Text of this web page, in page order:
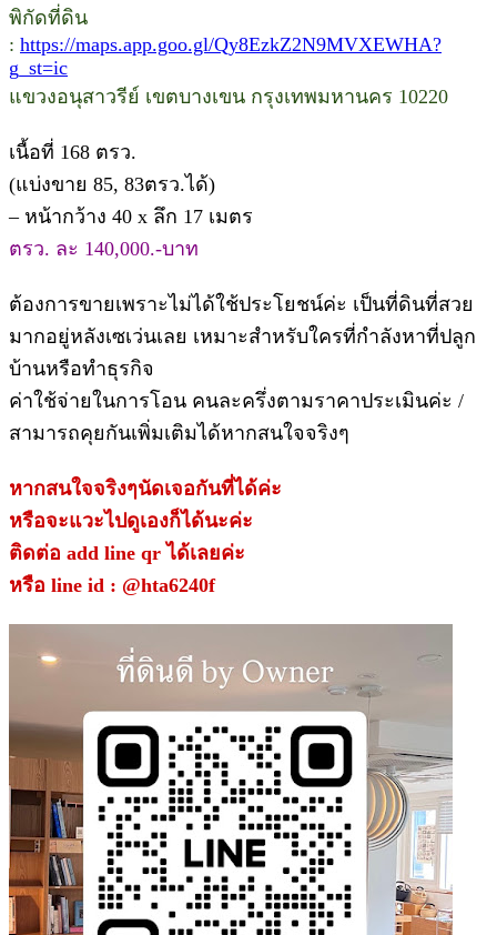
พิกัดที่ดิน
: https://maps.app.goo.gl/Qy8EzkZ2N9MVXEWHA?
g_st=ic
แขวงอนุสาวรีย์ เขตบางเขน กรุงเทพมหานคร 10220
เนื้อที่ 168 ตรว.
(แบ่งขาย 85, 83ตรว.ได้)
– หน้ากว้าง 40 x ลึก 17 เมตร
ตรว. ละ 140,000.-บาท
ต้องการขายเพราะไม่ได้ใช้ประโยชน์ค่ะ เป็นที่ดินที่สวย
มากอยู่หลังเซเว่นเลย เหมาะสำหรับใครที่กำลังหาที่ปลูก
บ้านหรือทำธุรกิจ
ค่าใช้จ่ายในการโอน คนละครึ่งตามราคาประเมินค่ะ /
สามารถคุยกันเพิ่มเติมได้หากสนใจจริงๆ
หากสนใจจริงๆนัดเจอกันที่ได้ค่ะ
หรือจะแวะไปดูเองก็ได้นะค่ะ
ติดต่อ add line qr ได้เลยค่ะ
หรือ line id : @hta6240f